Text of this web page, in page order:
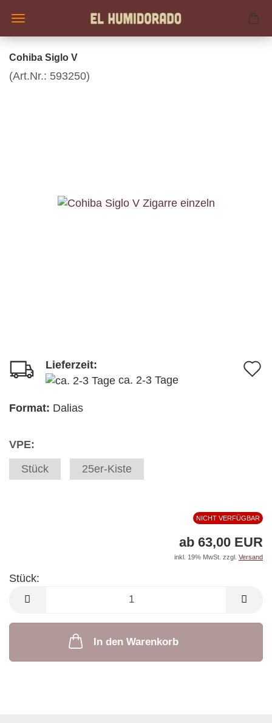
Cohiba Siglo V
(Art.Nr.: 593250)
Lieferzeit:
ca. 2-3 Tage
Format: Dalias
VPE:
Stück
25er-Kiste
NICHT VERFÜGBAR
ab 63,00 EUR
inkl. 19% MwSt. zzgl. Versand
Stück:
Stück
In den Warenkorb